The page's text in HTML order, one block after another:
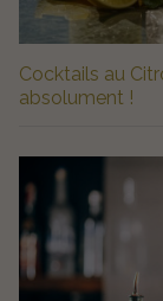
Cocktails au
absolument !